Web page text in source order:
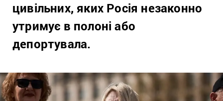
цивільних, яких Росія незаконно
утримує в полоні або
депортувала.